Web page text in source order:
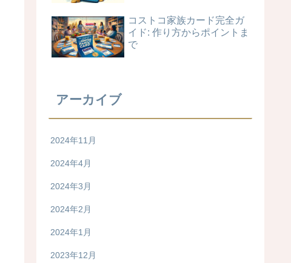
コストコ家族カード完全ガ
イド: 作り方からポイントま
で
アーカイブ
2024年11月
2024年4月
2024年3月
2024年2月
2024年1月
2023年12月